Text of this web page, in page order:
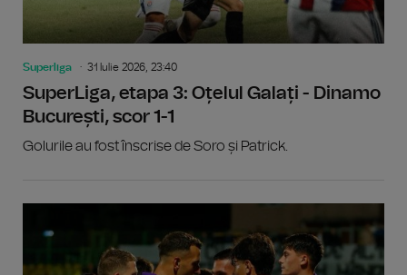
Superliga 31 Iulie 2026, 23:40
SuperLiga, etapa 3: Oțelul Galați - Dinamo
București, scor 1-1
Golurile au fost înscrise de Soro și Patrick.